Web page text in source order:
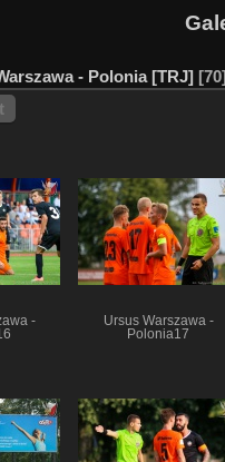
- Polonia [TRJ] 70
-
Ursus Warszawa -
Polonia17